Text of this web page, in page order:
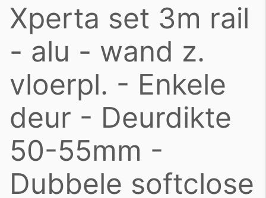
Xperta set 3m rail
- alu - wand z.
vloerpl. - Enkele
deur - Deurdikte
50-55mm -
Dubbele softclose